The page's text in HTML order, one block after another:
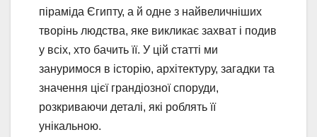
піраміда Єгипту, а й одне з найвеличніших
творінь людства, яке викликає захват і подив
у всіх, хто бачить її. У цій статті ми
зануримося в історію, архітектуру, загадки та
значення цієї грандіозної споруди,
розкриваючи деталі, які роблять її
унікальною.